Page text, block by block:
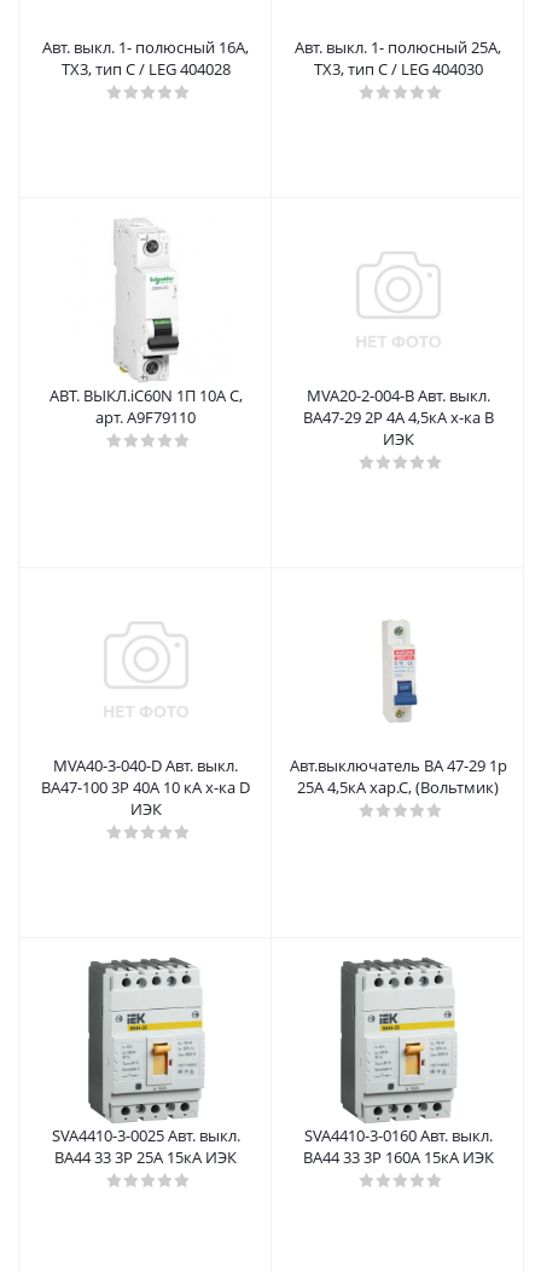
Авт. выкл. 1- полюсный 16А,
TX3, тип C / LEG 404028
Авт. выкл. 1- полюсный 25А,
TX3, тип C / LEG 404030
АВТ. ВЫКЛ.iC60N 1П 10A C,
арт. A9F79110
MVA20-2-004-B Авт. выкл.
ВА47-29 2Р 4А 4,5кА х-ка В
ИЭК
MVA40-3-040-D Авт. выкл.
ВА47-100 3Р 40А 10 кА х-ка D
ИЭК
Авт.выключатель ВА 47-29 1р
25А 4,5кА хар.С, (Вольтмик)
SVA4410-3-0025 Авт. выкл.
ВА44 33 3Р 25А 15кА ИЭК
SVA4410-3-0160 Авт. выкл.
ВА44 33 3Р 160А 15кА ИЭК